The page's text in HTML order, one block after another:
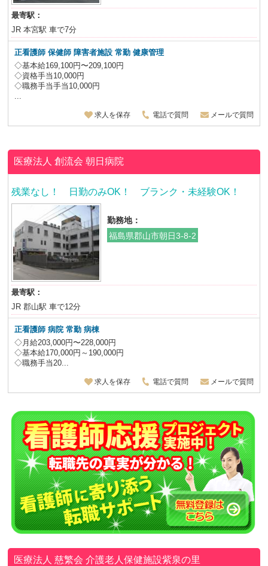
最寄駅：
JR 本宮駅 車で7分
正看護師 保健師障害者施設 常勤 健康管理
◇基本給169,100円〜209,100円
◇資格手当10,000円
◇職務手当手当10,000円
求人を保存 電話で質問 メールで質問
医療法人 創流会朝日病院
残業なし！ 日勤のみOK！ ブランク・未経験OK！
勤務地：
福島県郡山市朝日3-8-2
最寄駅：
JR 郡山駅 車で12分
正看護師 病院 常勤 病棟
◇月給203,000円〜228,000円
◇基本給170,000円～190,000円
◇職務手当20...
求人を保存 電話で質問 メールで質問
医療法人 慈繁会介護老人保健施設紫泉の里